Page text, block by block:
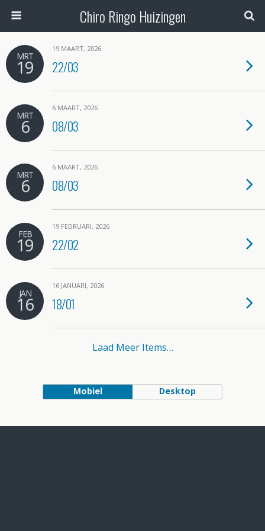
Chiro Ringo Huizingen
MRT
19
19 MAART, 2026
22/03
MRT
6
6 MAART, 2026
08/03
MRT
6
6 MAART, 2026
08/03
FEB
19
19 FEBRUARI, 2026
22/02
JAN
16
16 JANUARI, 2026
18/01
Laad Meer Items…
Mobiel Desktop